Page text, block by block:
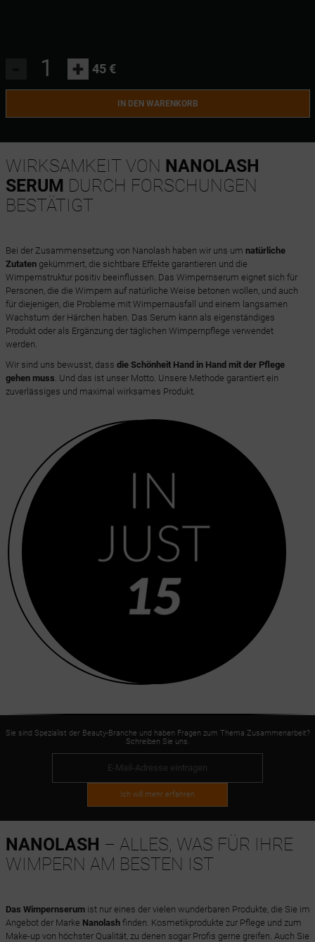
+ 45 €
IN DEN WARENKORB
WIRKSAMKEIT VON NANOLASH
SERUM DURCH FORSCHUNGEN
BESTÄTIGT
Bei der Zusammensetzung von Nanolash haben wir uns um natürliche
Zutatengekümmert, die sichtbare Effekte garantieren und die
Wimpernstruktur positiv beeinflussen. Das Wimpernserum eignet sich für
Personen, die die Wimpern auf natürliche Weise betonen wollen, und auch
für diejenigen, die Probleme mit Wimpernausfall und einem langsamen
Wachstum der Härchen haben. Das Serum kann als eigenständiges
Produkt oder als Ergänzung der täglichen Wimpernpflege verwendet
werden.
Wir sind uns bewusst, dass die Schönheit Hand in Hand mit der Pflege
gehen muss. Und das ist unser Motto. Unsere Methode garantiert ein
zuverlässiges und maximal wirksames Produkt.
Sie sind Spezialist der Beauty-Branche und haben Fragen zum Thema Zusammenarbeit?
Schreiben Sie uns.
Ich will mehr erfahren
NANOLASH – ALLES, WAS FÜR IHRE
WIMPERN AM BESTEN IST
Das Wimpernserumist nur eines der vielen wunderbaren Produkte, die Sie im
Angebot der Marke Nanolashfinden. Kosmetikprodukte zur Pflege und zum
Make-up von höchster Qualität, zu denen sogar Profis gerne greifen. Auch Sie